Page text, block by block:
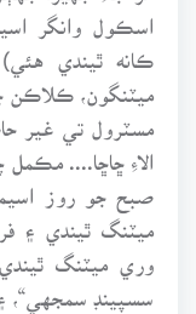
اسڪول وانگر
ڪانه ٿيندي
ميٽنگون، ڪلاڪن
مسٽرول تي غير
الاءِ ڇاڇا....
صبح جو روز
ميٽنگ ٿيندي ۽
وري ميٽنگ
سسپينڊ سمجهي“،